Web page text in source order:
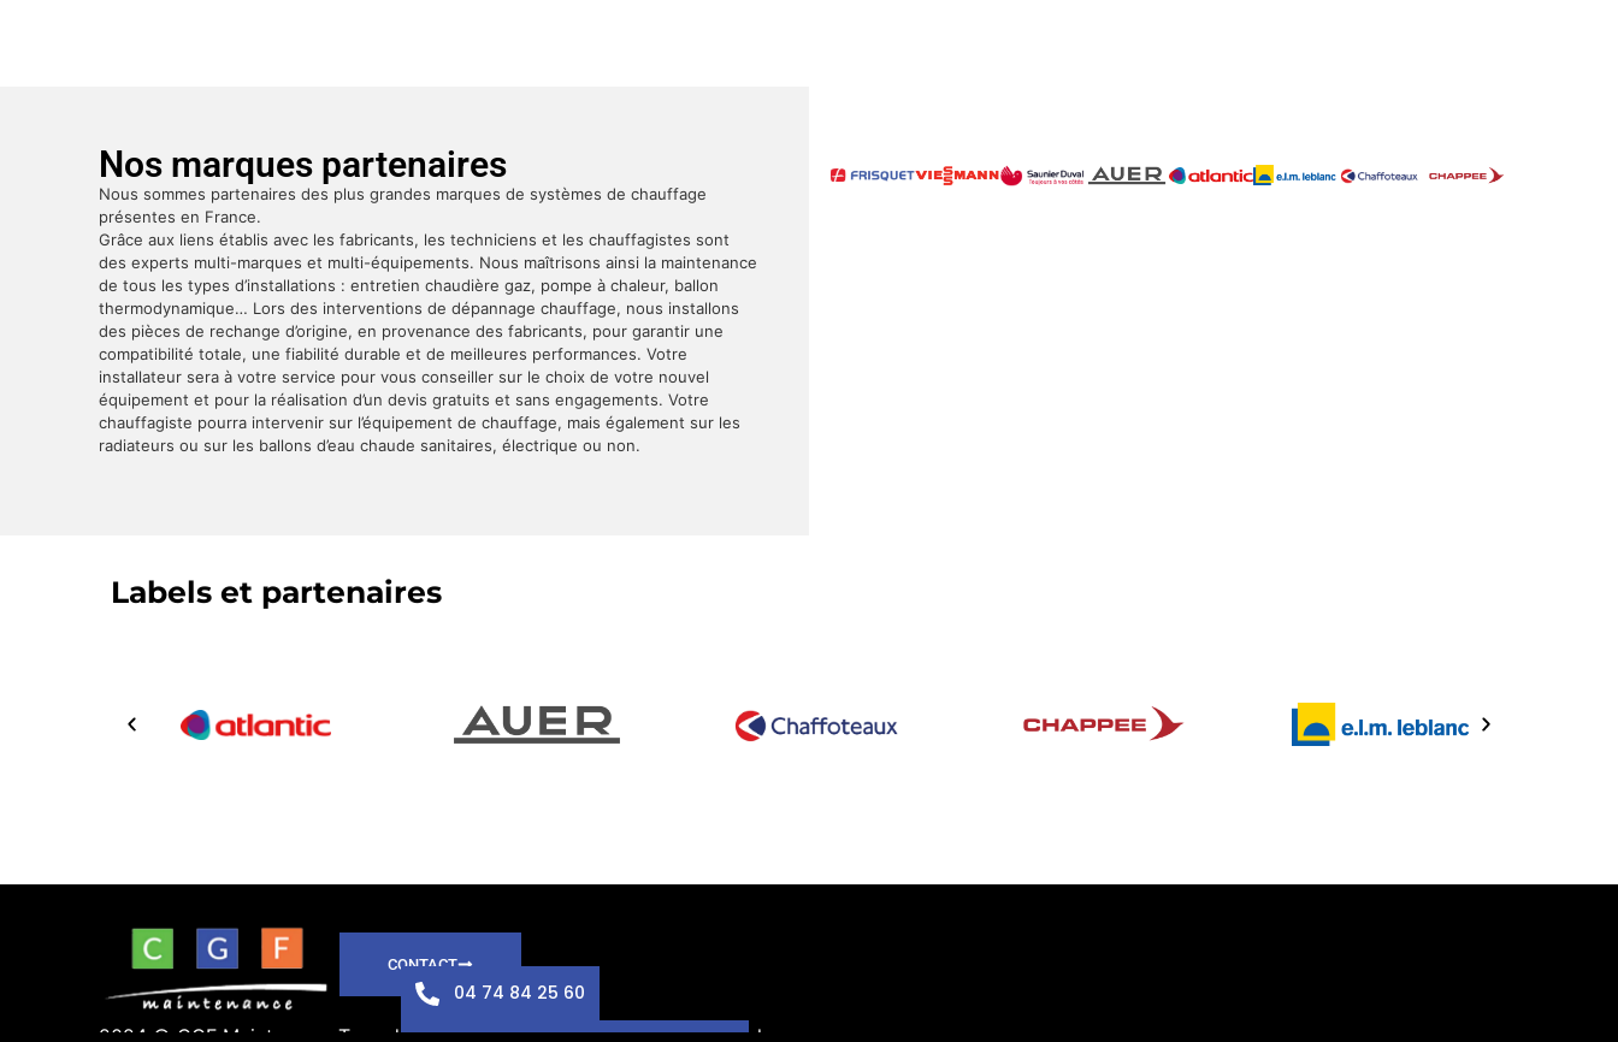
Nos marques partenaires
Nous sommes partenaires des plus grandes marques de systèmes de chauffage
présentes en France.
Grâce aux liens établis avec les fabricants, les techniciens et les chauffagistes sont
des experts multi-marques et multi-équipements. Nous maîtrisons ainsi la maintenance
de tous les types d’installations : entretien chaudière gaz, pompe à chaleur, ballon
thermodynamique… Lors des interventions de dépannage chauffage, nous installons
des pièces de rechange d’origine, en provenance des fabricants, pour garantir une
compatibilité totale, une fiabilité durable et de meilleures performances. Votre
installateur sera à votre service pour vous conseiller sur le choix de votre nouvel
équipement et pour la réalisation d’un devis gratuits et sans engagements. Votre
chauffagiste pourra intervenir sur l’équipement de chauffage, mais également sur les
radiateurs ou sur les ballons d’eau chaude sanitaires, électrique ou non.
Labels et partenaires
CONTACT
2024 © CGF Maintenance Tous droits réservésPlan du siteMentions légales
04 74 84 25 60